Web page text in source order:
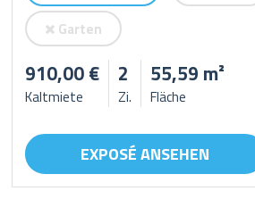
Garten
910,00 €
Kaltmiete
2
Zi.
55,59 m²
Fläche
EXPOSÉ ANSEHEN